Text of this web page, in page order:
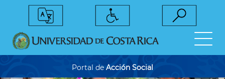
Portal de Acción Social